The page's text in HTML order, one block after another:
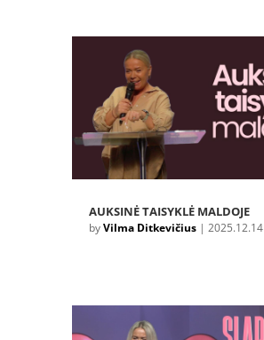
AUKSINĖ TAISYKLĖ MALDOJE
byVilma Ditkevičius| 2025.12.14